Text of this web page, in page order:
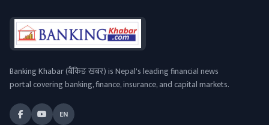
Banking Khabar (बैंकिङ खबर) is Nepal's leading financial news
portal covering banking, finance, insurance, and capital markets.
EN